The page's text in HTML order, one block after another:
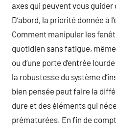
axes qui peuvent vous
D’abord, la priorité donnée à
Comment manipuler les
quotidien sans fatigue,
ou d’une porte d’entrée
la robustesse du système
bien pensée peut faire la
dure et des éléments qui
prématurées. En fin de